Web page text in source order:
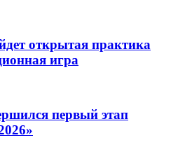
открытая практика
игра
первый этап